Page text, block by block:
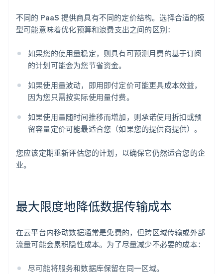
不同的 PaaS 提供商具有不同的定价结构。选择合适的模
型可能意味着优化预算和浪费支出之间的区别：
如果您的使用量稳定，则具有可预测月费的基于订阅
的计划可能会为您节省资金。
如果使用量波动，即用即付定价可能更具成本效益，
因为您只需按实际使用量付费。
如果使用量随时间推移而增加，则承诺使用折扣或预
留容量定价可能最适合您（如果您的提供商提供）。
您应该定期重新评估您的计划，以确保它仍然适合您的企
业。
最大限度地降低数据传输成本
在云平台内移动数据通常是免费的，但跨区域传输或外部
流量可能会累积隐性成本。为了尽量减少不必要的成本：
尽可能将服务和数据库保留在同一区域。